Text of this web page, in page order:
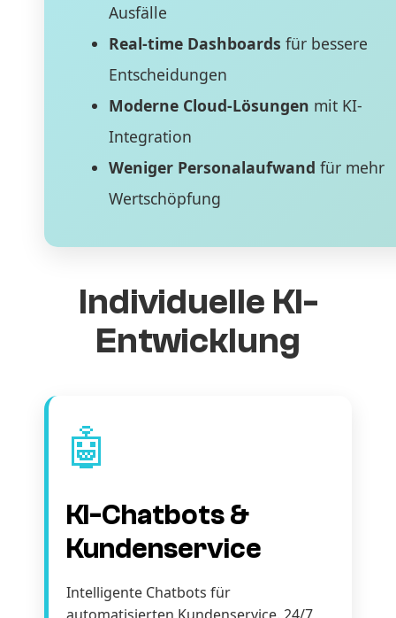
Ausfälle
Real-time Dashboards für bessere
Entscheidungen
Moderne Cloud-Lösungen mit KI-
Integration
Weniger Personalaufwand für mehr
Wertschöpfung
Individuelle KI-
Entwicklung
🤖
KI-Chatbots &
Kundenservice
Intelligente Chatbots für